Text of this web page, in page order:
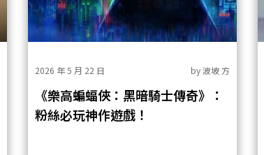
2026 年 5 月 22 日 by波坡 方
《樂高蝙蝠俠：黑暗騎士傳奇》：
粉絲必玩神作遊戲！